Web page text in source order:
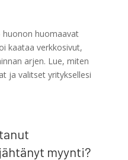
huonon huomaavat
kaataa verkkosivut,
arjen. Lue, miten
ja valitset yrityksellesi
myynti?